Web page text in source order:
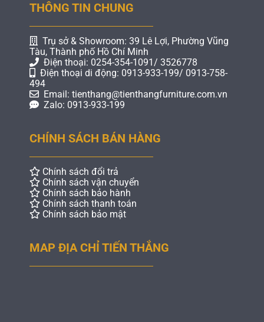
THÔNG TIN CHUNG
Trụ sở & Showroom: 39 Lê Lợi, Phường Vũng
Tàu, Thành phố Hồ Chí Minh
Điện thoại: 0254-354-1091/ 3526778
Điện thoại di động: 0913-933-199/ 0913-758-
494
Email: tienthang@tienthangfurniture.com.vn
Zalo: 0913-933-199
CHÍNH SÁCH BÁN HÀNG
Chính sách đổi trả
Chính sách vận chuyển
Chính sách bảo hành
Chính sách thanh toán
Chính sách bảo mật
MAP ĐỊA CHỈ TIẾN THẮNG